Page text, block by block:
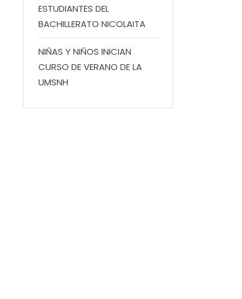
ESTUDIANTES DEL
BACHILLERATO NICOLAITA
NIÑAS Y NIÑOS INICIAN
CURSO DE VERANO DE LA
UMSNH